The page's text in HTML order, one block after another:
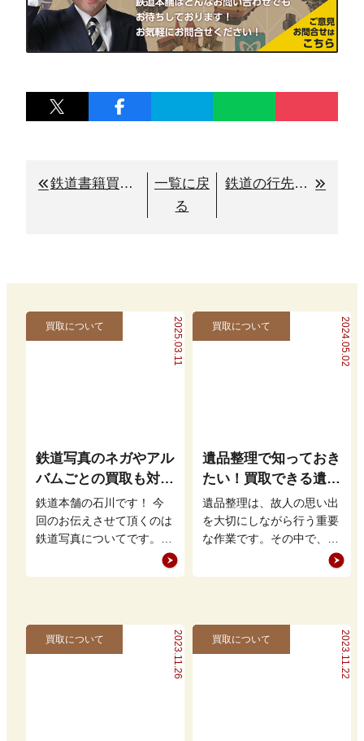
鉄道書籍買取りのご紹介
一覧に戻
る
鉄道の行先板（サボ）の買取りと解説
2025.03.11
買取について
鉄道写真のネガやアル
バムごとの買取も対応
いたします
鉄道本舗の石川です！ 今
回のお伝えさせて頂くのは
鉄道写真についてです。
鉄道写真と言うと軽便鉄道
の工事の様子などから最近
2024.05.02
買取について
遺品整理で知っておき
たい！買取できる遺品
と高く売るコツ
遺品整理は、故人の思い出
を大切にしながら行う重要
な作業です。その中で、遺
族が買取可能な遺品を見極
め、適切に処分すること
2023.11.26
買取について 2023.11.22
買取について